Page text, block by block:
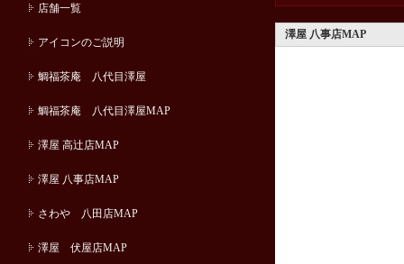
澤屋 八事店MAP
店舗一覧
アイコンのご説明
鯛福茶庵 八代目澤屋
鯛福茶庵 八代目澤屋MAP
澤屋 高辻店MAP
澤屋 八事店MAP
さわや 八田店MAP
澤屋 伏屋店MAP